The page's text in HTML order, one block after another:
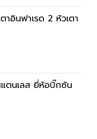
าอินฟาเรด 2 หัวเตา
แตนเลส ยี่ห้อบิ๊กซัน